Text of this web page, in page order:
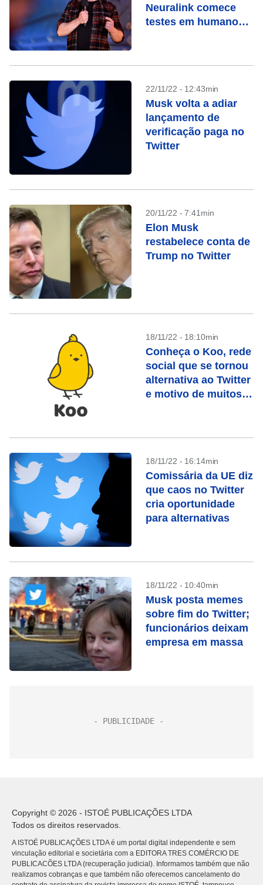
Neuralink comece
testes em humanos
22/11/22 - 12:43min
Musk volta a adiar
lançamento de
verificação paga no
Twitter
20/11/22 - 7:41min
Elon Musk
restabelece conta de
Trump no Twitter
18/11/22 - 18:10min
Conheça o Koo, rede
social que se tornou
alternativa ao Twitter
e motivo de muitos
18/11/22 - 16:14min
Comissária da UE diz
que caos no Twitter
cria oportunidade
para alternativas
18/11/22 - 10:40min
Musk posta memes
sobre fim do Twitter;
funcionários deixam
empresa em massa
Copyright © 2026 - ISTOÉ PUBLICAÇÕES LTDA
Todos os direitos reservados.
A ISTOÉ PUBLICAÇÕES LTDA é um portal digital independente e sem
vinculação editorial e societária com a EDITORA TRES COMÉRCIO DE
PUBLICACÕES LTDA (recuperação judicial). Informamos também que não
realizamos cobranças e que também não oferecemos cancelamento do